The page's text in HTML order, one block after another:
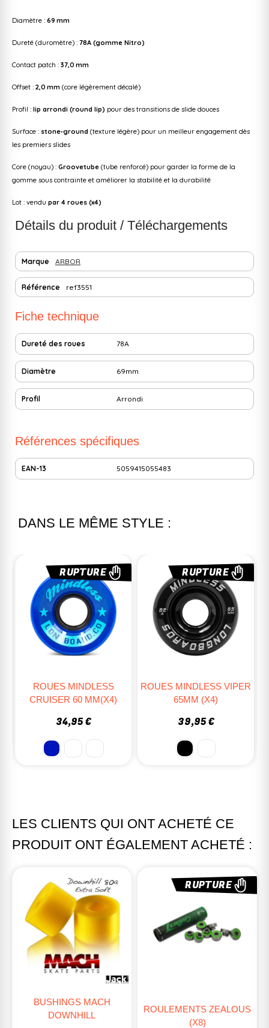
Diamètre : 69 mm
Dureté (duromètre) : 78A (gomme Nitro)
Contact patch : 37,0 mm
Offset : 2,0 mm (core légèrement décalé)
Profil : lip arrondi (round lip) pour des transitions de slide douces
Surface : stone‑ground (texture légère) pour un meilleur engagement dès
les premiers slides
Core (noyau) : Groovetube (tube renforcé) pour garder la forme de la
gomme sous contrainte et améliorer la stabilité et la durabilité
Lot : vendu par 4 roues (x4)
Détails du produit / Téléchargements
Marque ARBOR
Référence ref3551
Fiche technique
Dureté des roues 78A
Diamètre 69mm
Profil Arrondi
Références spécifiques
EAN-13 5059415055483
DANS LE MÊME STYLE :
RUPTURE
ROUES MINDLESS VIPER
65MM (x4)
39,95 €
RUPTURE
STREET 54MM (X4)
46,95 €
LES CLIENTS QUI ONT ACHETÉ CE
PRODUIT ONT ÉGALEMENT ACHETÉ :
BUSHINGS MACH
DOWNHILL
RUPTURE
ROULEMENTS ZEALOUS
(X8)